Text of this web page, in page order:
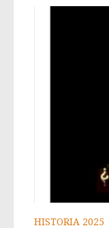
HISTORIA 2025